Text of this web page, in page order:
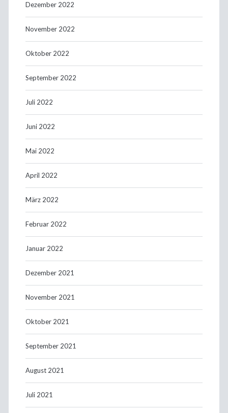
Dezember 2022
November 2022
Oktober 2022
September 2022
Juli 2022
Juni 2022
Mai 2022
April 2022
März 2022
Februar 2022
Januar 2022
Dezember 2021
November 2021
Oktober 2021
September 2021
August 2021
Juli 2021